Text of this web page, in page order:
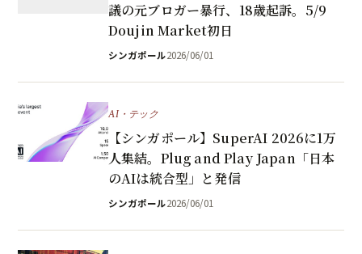
議の元ブロガー暴行、18歳起訴。5/9
Doujin Market初日
シンガポール2026/06/01
AI・テック
【シンガポール】SuperAI 2026に1万
人集結。Plug and Play Japan「日本
のAIは統合型」と発信
シンガポール2026/06/01